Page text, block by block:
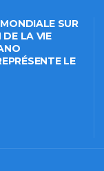
SUR
DE LA VIE
LE